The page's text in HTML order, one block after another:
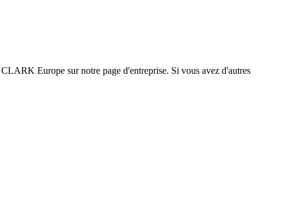
Europe sur notre page d'entreprise. Si vous avez d'autres